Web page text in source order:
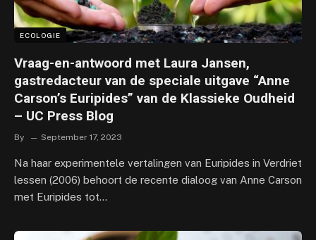
ECOLOGIE
Vraag-en-antwoord met Laura Jansen,
gastredacteur van de speciale uitgave “Anne
Carson’s Euripides” van de Klassieke Oudheid
– UC Press Blog
By September 17, 2023
Na haar experimentele vertalingen van Euripides in Verdriet
lessen (2006) behoort de recente dialoog van Anne Carson
met Euripides tot…